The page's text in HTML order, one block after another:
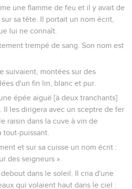
une flamme de feu et il y avait de
sa tête. Il portait un nom écrit,
lui ne connaît.
trempé de sang. Son nom est
suivaient, montées sur des
d'un fin lin, blanc et pur.
épée aiguë [à deux tranchants]
Il les dirigera avec un sceptre de fer
raisin dans la cuve à vin de
puissant.
et sur sa cuisse un nom écrit :
des seigneurs ».
dans le soleil. Il cria d'une
qui volaient haut dans le ciel :